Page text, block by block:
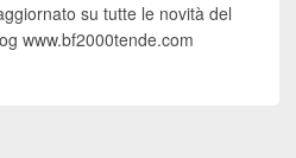
su tutte le novità del
www.bf2000tende.com